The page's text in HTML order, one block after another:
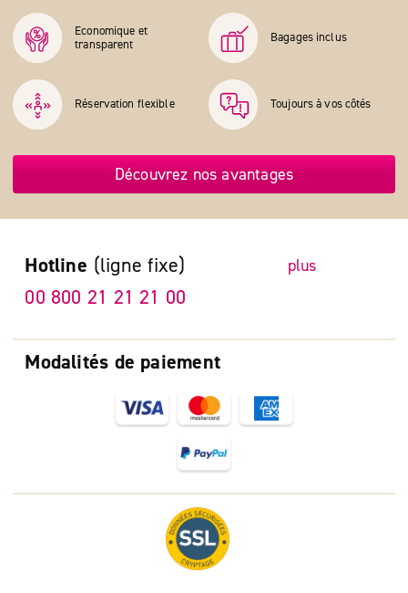
Economique et
transparent
Bagages inclus
Réservation flexible Toujours à vos côtés
Découvrez nos avantages
Modalités de paiement
Hotline (ligne fixe) plus
00 800 21 21 21 00